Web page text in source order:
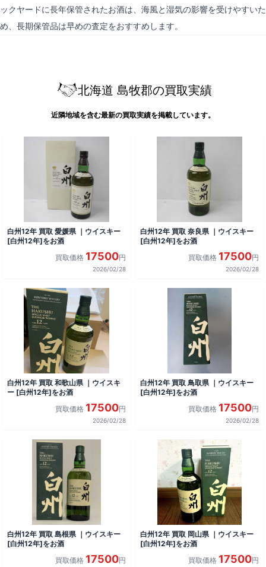
ックヤードに長年保管されたお酒は、海風と湿気の影響を受けやすいた
め、長期保管品は早めの査定をおすすめします。
北海道 島牧郡の買取実績
近隣地域を含む最新の買取実績を掲載しています。
白州12年 買取 愛媛県 ｜ウイスキー
[白州12年]をお酒
買取価格 17500円
2026/02/28
白州12年 買取 奈良県 ｜ウイスキー
[白州12年]をお酒
買取価格 17500円
2026/02/28
白州12年 買取 和歌山県 ｜ウイスキ
ー [白州12年]をお酒
買取価格 17500円
2026/02/28
白州12年 買取 鳥取県 ｜ウイスキー
[白州12年]をお酒
買取価格 17500円
2026/02/28
白州12年 買取 島根県 ｜ウイスキー
[白州12年]をお酒
買取価格 17500円
白州12年 買取 岡山県 ｜ウイスキー
[白州12年]をお酒
買取価格 17500円